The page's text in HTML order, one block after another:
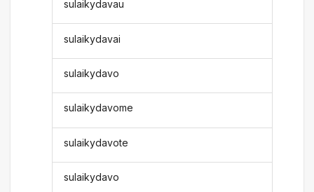
sulaikydavau
sulaikydavai
sulaikydavo
sulaikydavome
sulaikydavote
sulaikydavo